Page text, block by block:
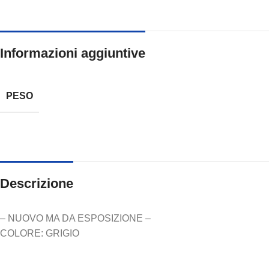
Informazioni aggiuntive
PESO
Descrizione
– NUOVO MA DA ESPOSIZIONE –
COLORE: GRIGIO